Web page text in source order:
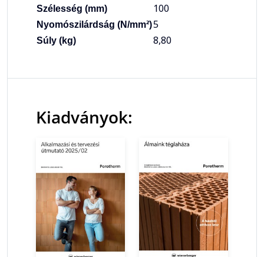
Szélesség (mm) 100
Nyomószilárdság (N/mm²)5
Súly (kg) 8,80
Kiadványok: